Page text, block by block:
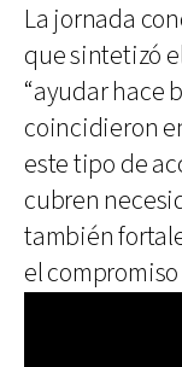
La jornada
que sintetizó
“ayudar hace
coincidieron
este tipo de
cubren
también
el